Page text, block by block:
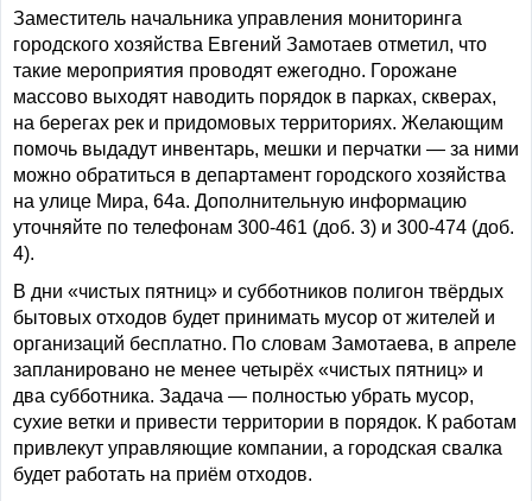
Заместитель начальника управления мониторинга
городского хозяйства Евгений Замотаев отметил, что
такие мероприятия проводят ежегодно. Горожане
массово выходят наводить порядок в парках, скверах,
на берегах рек и придомовых территориях. Желающим
помочь выдадут инвентарь, мешки и перчатки — за ними
можно обратиться в департамент городского хозяйства
на улице Мира, 64а. Дополнительную информацию
уточняйте по телефонам 300-461 (доб. 3) и 300-474 (доб.
4).
В дни «чистых пятниц» и субботников полигон твёрдых
бытовых отходов будет принимать мусор от жителей и
организаций бесплатно. По словам Замотаева, в апреле
запланировано не менее четырёх «чистых пятниц» и
два субботника. Задача — полностью убрать мусор,
сухие ветки и привести территории в порядок. К работам
привлекут управляющие компании, а городская свалка
будет работать на приём отходов.